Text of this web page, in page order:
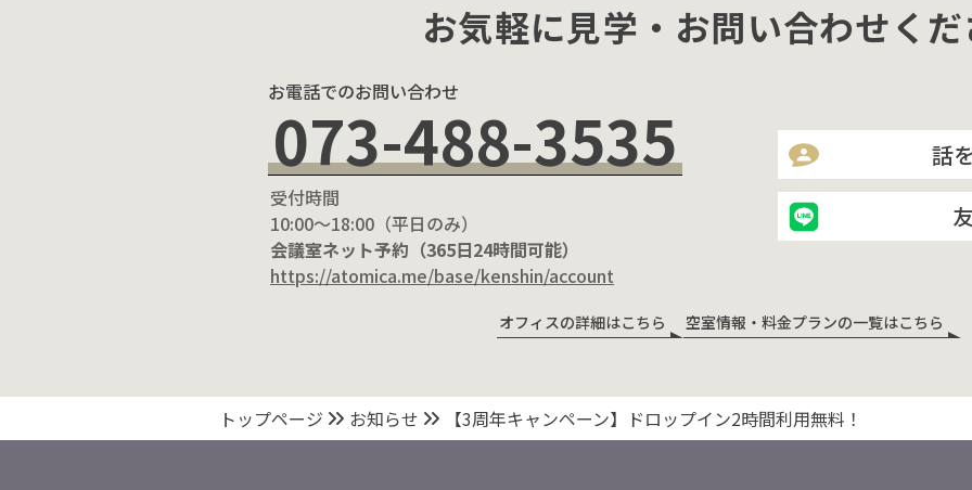
お気軽に見学・お問い合わせくだ
お電話でのお問い合わせ
073-488-3535
受付時間
10:00〜18:00（平日のみ）
会議室ネット予約（365日24時間可能）
https://atomica.me/base/kenshin/account
話
オフィスの詳細はこちら 空室情報・料金プランの一覧はこちら
トップページ お知らせ 【3周年キャンペーン】ドロップイン2時間利用無料！